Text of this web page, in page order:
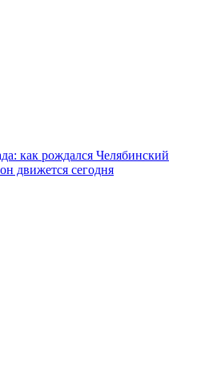
как рождался Челябинский
движется сегодня